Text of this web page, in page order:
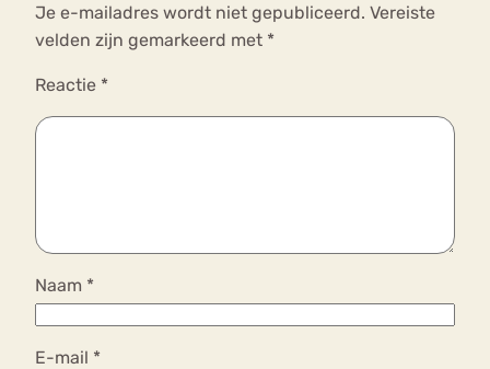
Je e-mailadres wordt niet gepubliceerd. Vereiste
velden zijn gemarkeerd met *
Reactie *
Naam *
E-mail *